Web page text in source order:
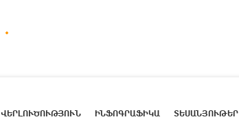
ՎԵՐԼՈՒԾՈՒԹՅՈՒՆ ԻՆՖՈԳՐԱՖԻԿԱ ՏԵՍԱՆՅՈՒԹԵՐ